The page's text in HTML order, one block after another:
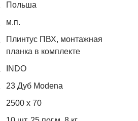
Польша
м.п.
Плинтус ПВХ, монтажная
планка в комплекте
INDO
23 Дуб Modena
2500 х 70